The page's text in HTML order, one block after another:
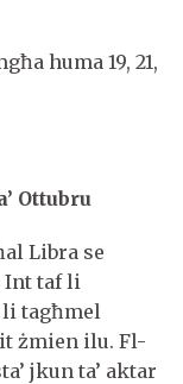
huma 19, 21,
Ottubru
Libra se
taf li
tagħmel
żmien ilu. Fl-
jkun ta’ aktar